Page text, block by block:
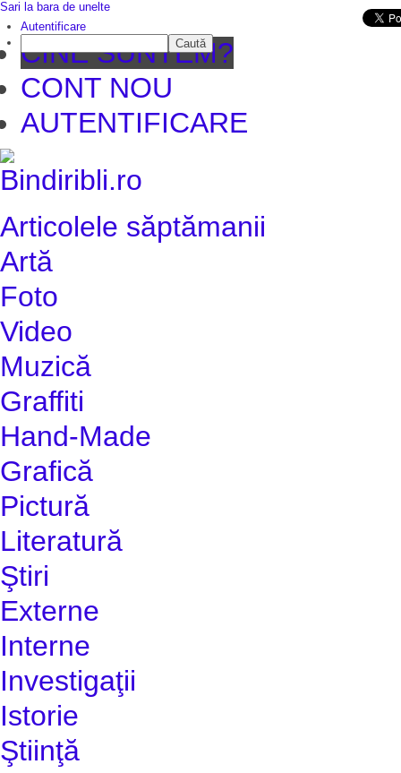
CINE SUNTEM?
CONT NOU
AUTENTIFICARE
Articolele săptămanii
Artă
Foto
Video
Muzică
Graffiti
Hand-Made
Grafică
Pictură
Literatură
Ştiri
Externe
Interne
Investigaţii
Istorie
Ştiinţă
Sari la bara de unelte
Autentificare
Caută